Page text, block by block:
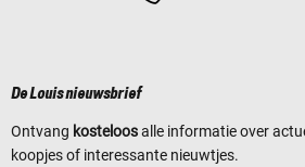
De Louis nieuwsbrief
Ontvang kosteloosalle informatie over
koopjes of interessante nieuwtjes.